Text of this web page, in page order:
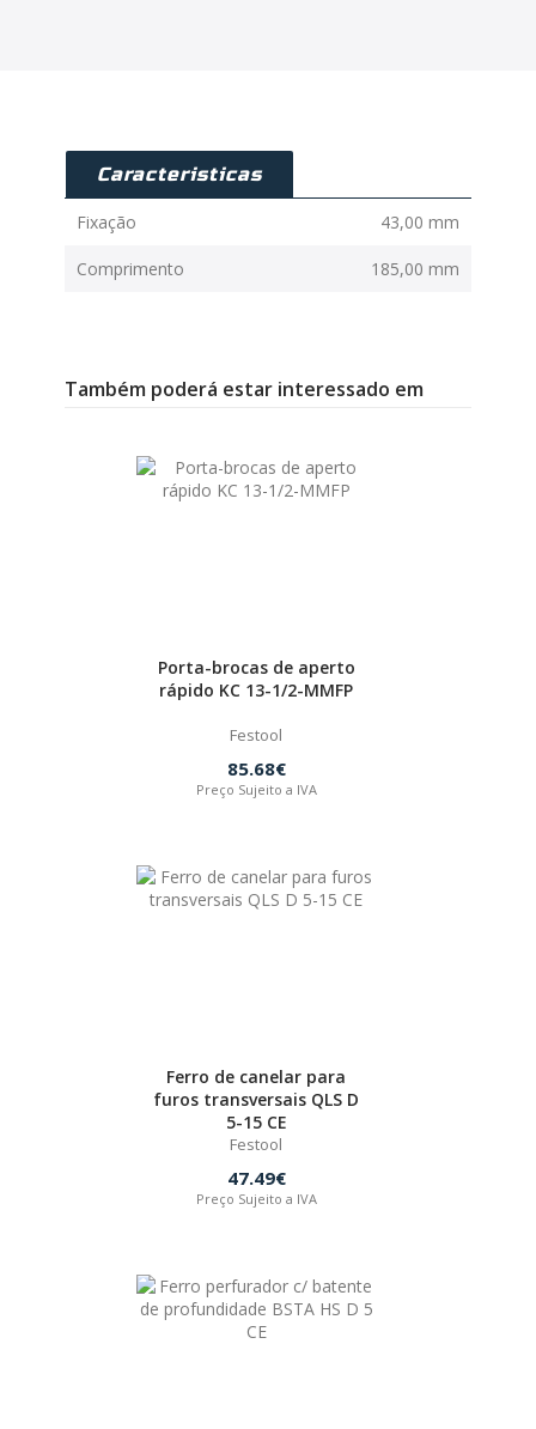
Caracteristicas
Fixação 43,00 mm
Comprimento 185,00 mm
Também poderá estar interessado em
Porta-brocas de aperto
rápido KC 13-1/2-MMFP
Festool
85.68€
Preço Sujeito a IVA
Ferro de canelar para
furos transversais QLS D
5-15 CE
Festool
47.49€
Preço Sujeito a IVA